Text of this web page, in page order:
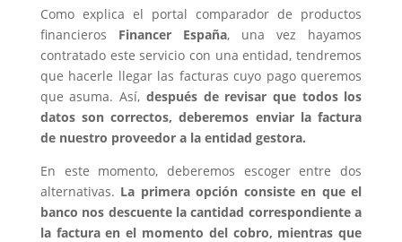
Como explica el portal comparador de productos
financieros Financer España, una vez hayamos
contratado este servicio con una entidad, tendremos
que hacerle llegar las facturas cuyo pago queremos
que asuma. Así, después de revisar que todos los
datos son correctos, deberemos enviar la factura
de nuestro proveedor a la entidad gestora.
En este momento, deberemos escoger entre dos
alternativas. La primera opción consiste en que el
banco nos descuente la cantidad correspondiente a
la factura en el momento del cobro, mientras que